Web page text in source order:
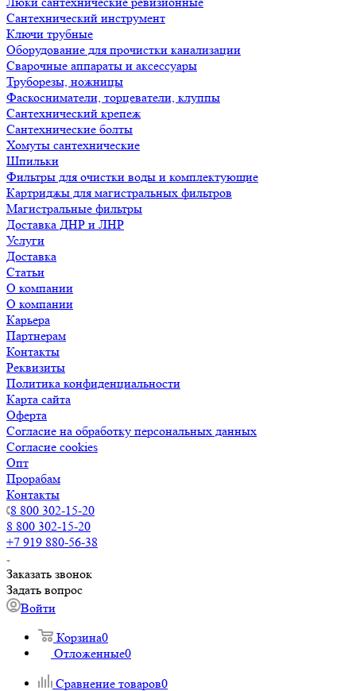
Сантехнический инструмент
Ключи трубные
Оборудование для прочистки канализации
Сварочные аппараты и аксессуары
Труборезы, ножницы
Фаскосниматели, торцеватели, клуппы
Сантехнический крепеж
Сантехнические болты
Хомуты сантехнические
Шпильки
Фильтры для очистки воды и комплектующие
Картриджы для магистральных фильтров
Магистральные фильтры
Доставка ДНР и ЛНР
Услуги
Доставка
Статьи
О компании
О компании
Карьера
Партнерам
Контакты
Реквизиты
Политика конфиденциальности
Карта сайта
Оферта
Согласие на обработку персональных данных
Согласие cookies
Опт
Прорабам
Контакты
8 800 302-15-20
8 800 302-15-20
+7 919 880-56-38
Заказать звонок
Задать вопрос
Войти
Корзина0
Отложенные0
Сравнение товаров0